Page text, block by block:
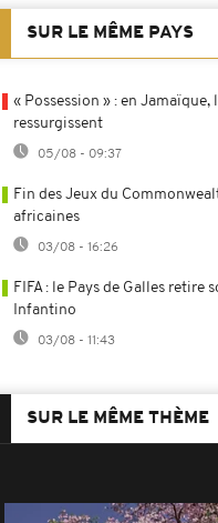
SUR LE MÊME PAYS
« Possession » : en
ressurgissent
05/08 - 09:37
Fin des Jeux du
africaines
03/08 - 16:26
FIFA : le Pays de Galles
Infantino
03/08 - 11:43
SUR LE MÊME THÈME